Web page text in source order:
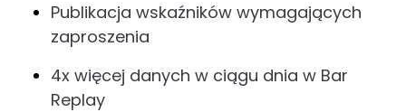
Publikacja wskaźników wymagających
zaproszenia
4x więcej danych w ciągu dnia w Bar
Replay